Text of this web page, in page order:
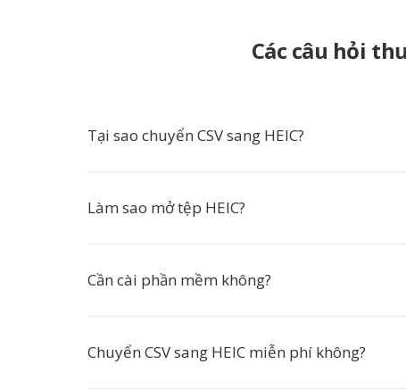
Các câu hỏi
Tại sao chuyển CSV sang HEIC?
Làm sao mở tệp HEIC?
Cần cài phần mềm không?
Chuyển CSV sang HEIC miễn phí không?